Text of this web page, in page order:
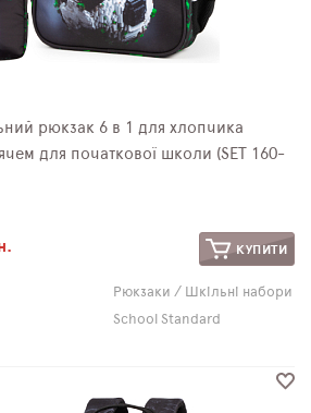
рюкзак 6 в 1 для хлопчика
для початкової школи (SET 160-
КУПИТИ
Рюкзаки / Шкільні набори
School Standard